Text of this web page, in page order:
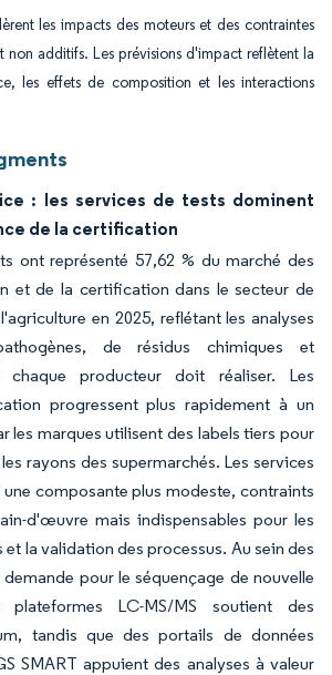
les impacts des moteurs et des contraintes
non additifs. Les prévisions d'impact reflètent la
les effets de composition et les interactions
: les services de tests dominent
de la certification
ont représenté 57,62 % du marché des
et de la certification dans le secteur de
en 2025, reflétant les analyses
de résidus chimiques et
chaque producteur doit réaliser. Les
progressent plus rapidement à un
les marques utilisent des labels tiers pour
rayons des supermarchés. Les services
composante plus modeste, contraints
d'œuvre mais indispensables pour les
la validation des processus. Au sein des
pour le séquençage de nouvelle
LC-MS/MS soutient des
tandis que des portails de données
SMART appuient des analyses à valeur